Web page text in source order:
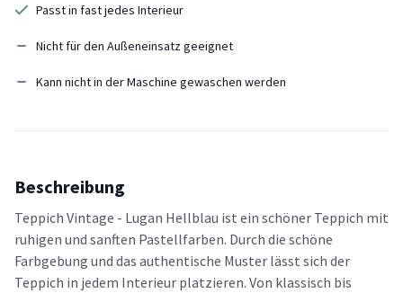
Passt in fast jedes Interieur
Nicht für den Außeneinsatz geeignet
Kann nicht in der Maschine gewaschen werden
Beschreibung
Teppich Vintage - Lugan Hellblau ist ein schöner Teppich mit
ruhigen und sanften Pastellfarben. Durch die schöne
Farbgebung und das authentische Muster lässt sich der
Teppich in jedem Interieur platzieren. Von klassisch bis